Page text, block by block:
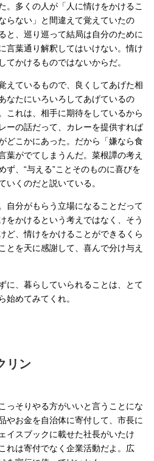
。多くの人が「人に情けをかけるこ
らない」と間違えて覚えていたの
と、巡り巡って結局は自分のために
言葉通り解釈してはいけない。情け
てかけるものではないからだ。
えているもので、良くしてあげた相
なたにいろいろしてあげているの
これは、相手に期待をしているから
ーの話だって、カレーを提供すれば
どこかにあった。だから「嫌なら食
葉がでてしまうんだ。菜根譚の考え
ず、“与える”ことそのものに喜びを
いくのだと説いている。
自分がもらう立場になることだって
をかけるという考えではなく、そう
ど、情けをかけることができるくら
とを天に感謝して、喜んで分け与え
に、暮らしていられることは、とて
始めてみてくれ。
リン
っそりやる方がいいと言うことにな
やお金を自治体に寄付して、市長に
イスブックに載せた社長がいたけ
れは寄付でなく企業活動だよ。広